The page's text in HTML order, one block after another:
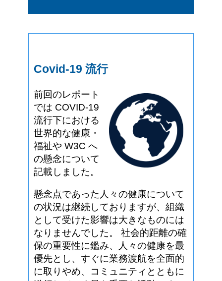
Covid-19 流行
前回のレポート
では COVID-19
流行下における
世界的な健康・
福祉や W3C へ
の懸念について
記載しました。
懸念点であった人々の健康について
の状況は継続しておりますが、組織
として受けた影響は大きなものには
なりませんでした。 社会的距離の確
保の重要性に鑑み、人々の健康を最
優先とし、すぐに業務渡航を全面的
に取りやめ、コミュニティとともに